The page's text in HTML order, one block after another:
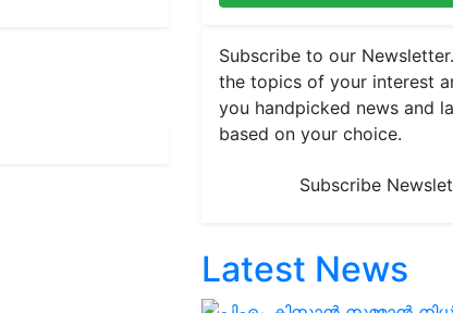
Subscribe to our
the topics of your interest
you handpicked news and
based on your choice.
Subscribe
Latest News